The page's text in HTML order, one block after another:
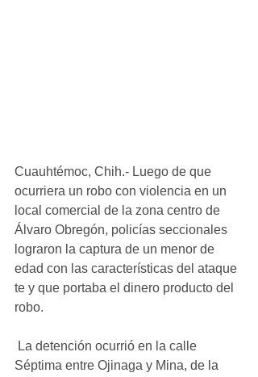
Cuauhtémoc, Chih.- Luego de que
ocurriera un robo con violencia en un
local comercial de la zona centro de
Álvaro Obregón, policías seccionales
lograron la captura de un menor de
edad con las características del ataque
te y que portaba el dinero producto del
robo.
Séptima entre Ojinaga y Mina, de la